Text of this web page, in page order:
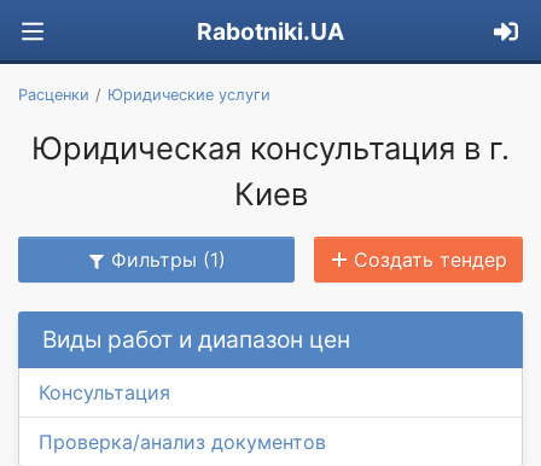
Rabotniki.UA
Расценки Юридические услуги
Юридическая консультация в г.
Киев
Фильтры (1) Создать тендер
Виды работ и диапазон цен
Консультация
Проверка/анализ документов